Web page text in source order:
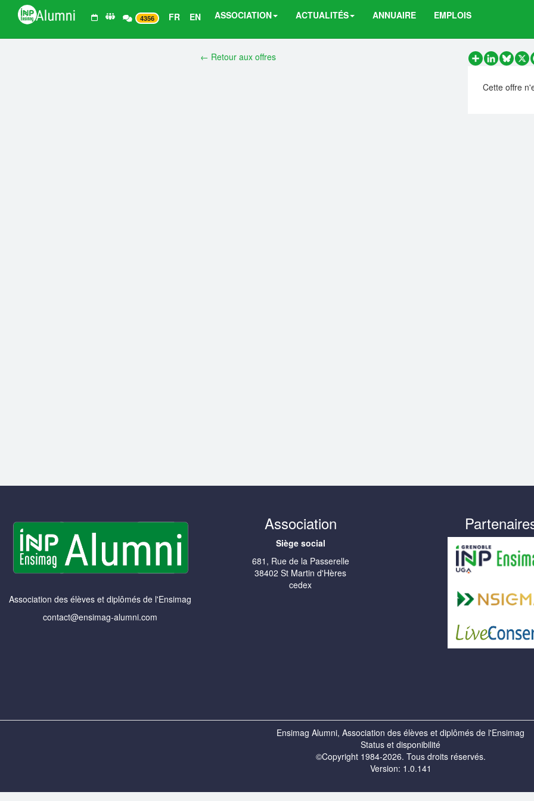
4356 FR EN ASSOCIATION ACTUALITÉS ANNUAIRE EMPLOIS
← Retour aux offres
PartagerLinkedInX
Cette offre
Association des élèves et diplômés de l'Ensimag
contact@ensimag-alumni.com
Association
Siège social
681, Rue de la Passerelle
38402 St Martin d'Hères
cedex
Ensimag Alumni, Association des élèves et diplômés de l'Ensimag
Status et disponibilité
©Copyright 1984-2026. Tous droits réservés.
Version: 1.0.141